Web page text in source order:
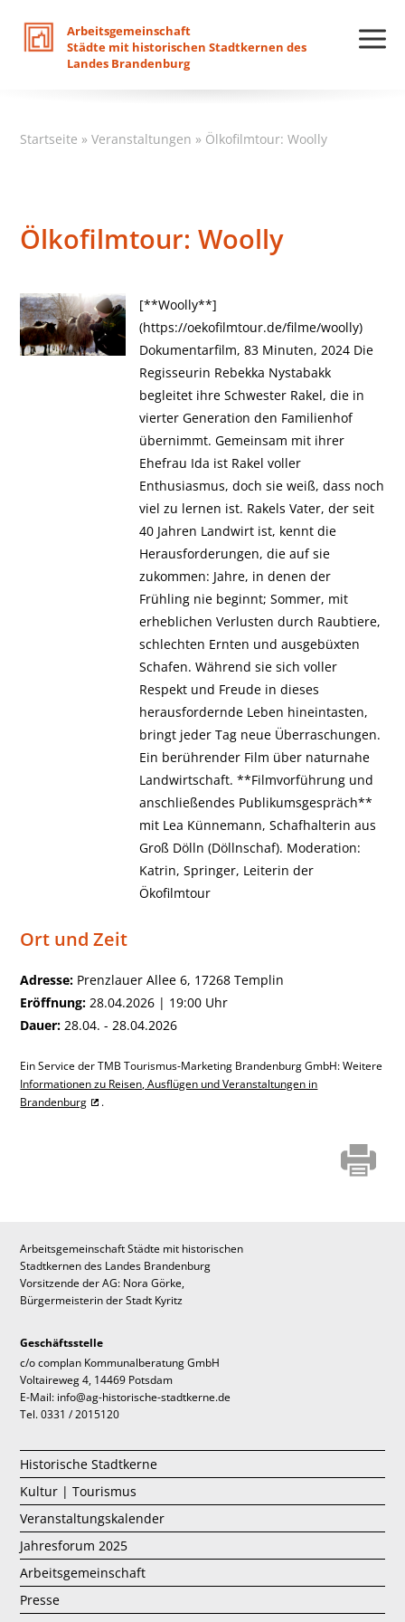
Arbeitsgemeinschaft
Städte mit historischen Stadtkernen des
Landes Brandenburg
Startseite »Veranstaltungen » Ölkofilmtour: Woolly
Ölkofilmtour: Woolly
[**Woolly**]
(https://oekofilmtour.de/filme/woolly)
Dokumentarfilm, 83 Minuten, 2024 Die
Regisseurin Rebekka Nystabakk
begleitet ihre Schwester Rakel, die in
vierter Generation den Familienhof
übernimmt. Gemeinsam mit ihrer
Ehefrau Ida ist Rakel voller
Enthusiasmus, doch sie weiß, dass noch
viel zu lernen ist. Rakels Vater, der seit
40 Jahren Landwirt ist, kennt die
Herausforderungen, die auf sie
zukommen: Jahre, in denen der
Frühling nie beginnt; Sommer, mit
erheblichen Verlusten durch Raubtiere,
schlechten Ernten und ausgebüxten
Schafen. Während sie sich voller
Respekt und Freude in dieses
herausfordernde Leben hineintasten,
bringt jeder Tag neue Überraschungen.
Ein berührender Film über naturnahe
Landwirtschaft. **Filmvorführung und
anschließendes Publikumsgespräch**
mit Lea Künnemann, Schafhalterin aus
Groß Dölln (Döllnschaf). Moderation:
Katrin, Springer, Leiterin der
Ökofilmtour
Ort und Zeit
Adresse: Prenzlauer Allee 6, 17268 Templin
Eröffnung: 28.04.2026 | 19:00 Uhr
Dauer: 28.04. - 28.04.2026
Ein Service der TMB Tourismus-Marketing Brandenburg GmbH: Weitere
Informationen zu Reisen, Ausflügen und Veranstaltungen in
Brandenburg
.
Arbeitsgemeinschaft Städte mit historischen
Stadtkernen des Landes Brandenburg
Vorsitzende der AG: Nora Görke,
Bürgermeisterin der Stadt Kyritz
Geschäftsstelle
c/o complan Kommunalberatung GmbH
Voltaireweg 4, 14469 Potsdam
E-Mail: info@ag-historische-stadtkerne.de
Tel. 0331 / 2015120
Historische Stadtkerne
Kultur | Tourismus
Veranstaltungskalender
Jahresforum 2025
Arbeitsgemeinschaft
Presse